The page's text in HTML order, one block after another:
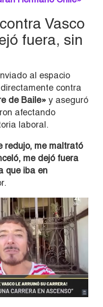
Vasco
fuera, sin
al espacio
contra
de Baile» y aseguró
afectando
laboral.
redujo, me maltrató
me dejó fuera
que iba en